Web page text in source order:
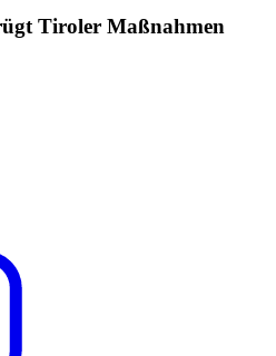
Tiroler Maßnahmen